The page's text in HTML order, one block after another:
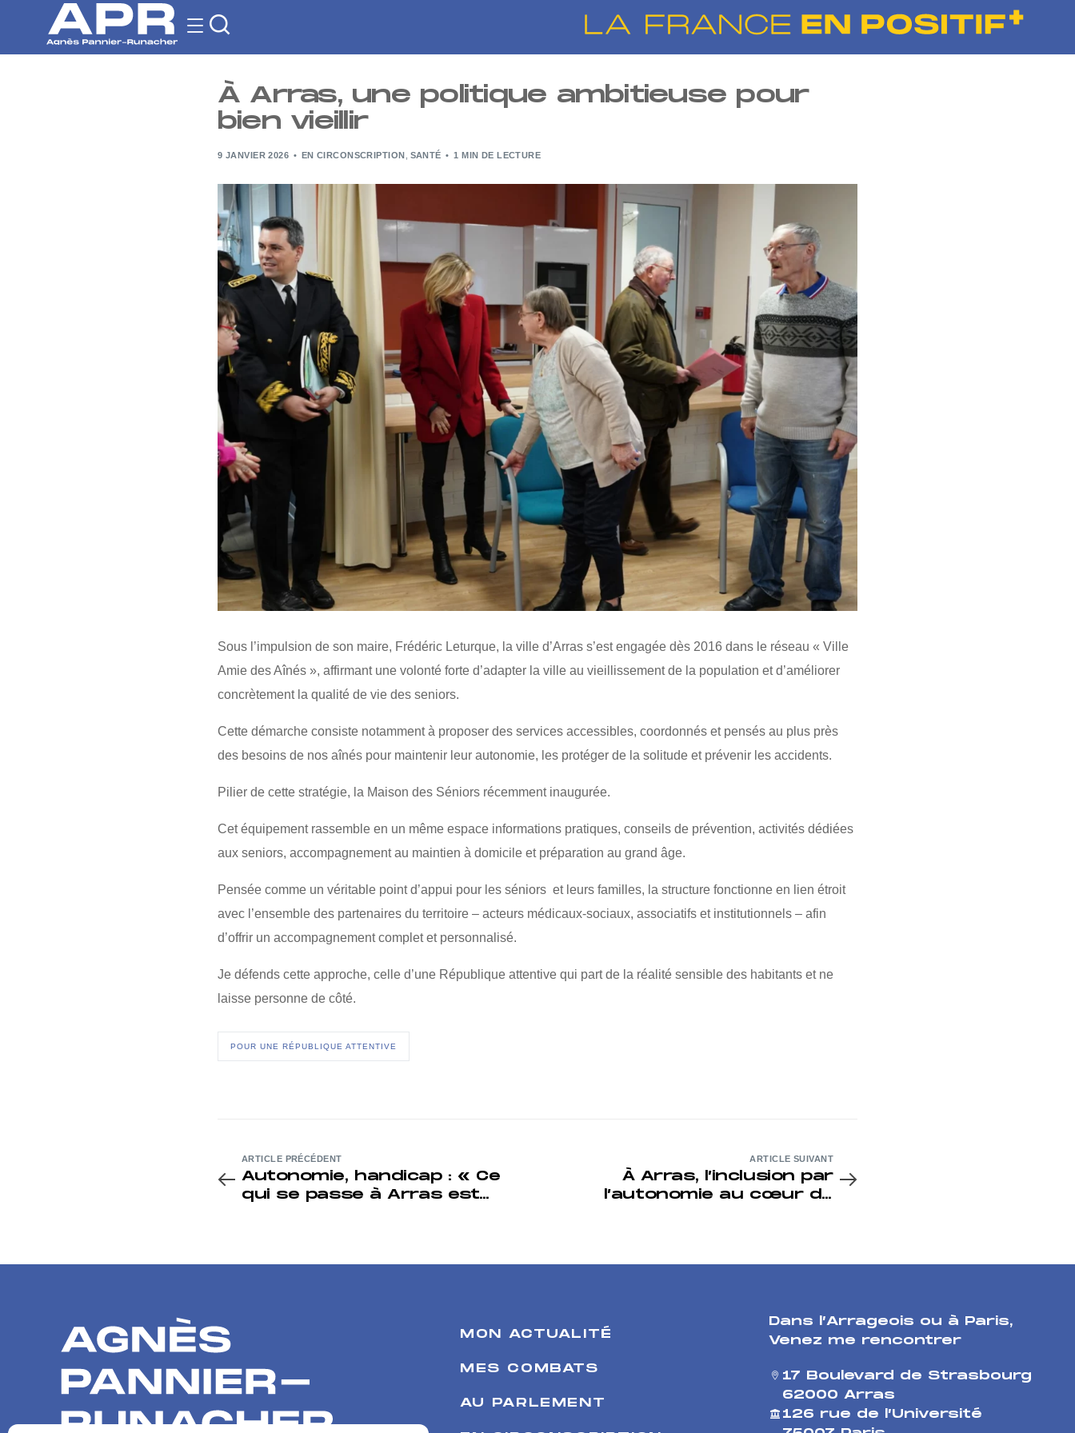
À Arras, une politique ambitieuse pour
bien vieillir
9 JANVIER 2026 EN CIRCONSCRIPTION SANTÉ 1 MIN DE LECTURE
Sous l’impulsion de son maire, Frédéric Leturque, la ville d’Arras s’est engagée dès 2016 dans le réseau « Ville
Amie des Aînés », affirmant une volonté forte d’adapter la ville au vieillissement de la population et d’améliorer
concrètement la qualité de vie des seniors.
Cette démarche consiste notamment à proposer des services accessibles, coordonnés et pensés au plus près
des besoins de nos aînés pour maintenir leur autonomie, les protéger de la solitude et prévenir les accidents.
Pilier de cette stratégie, la Maison des Séniors récemment inaugurée.
Cet équipement rassemble en un même espace informations pratiques, conseils de prévention, activités dédiées
aux seniors, accompagnement au maintien à domicile et préparation au grand âge.
Pensée comme un véritable point d’appui pour les séniors et leurs familles, la structure fonctionne en lien étroit
avec l’ensemble des partenaires du territoire – acteurs médicaux-sociaux, associatifs et institutionnels – afin
d’offrir un accompagnement complet et personnalisé.
Je défends cette approche, celle d’une République attentive qui part de la réalité sensible des habitants et ne
laisse personne de côté.
POUR UNE RÉPUBLIQUE ATTENTIVE
ARTICLE PRÉCÉDENT
Autonomie, handicap : « Ce
qui se passe à Arras est
ARTICLE SUIVANT
À Arras, l’inclusion par
l’autonomie au cœur de
MON ACTUALITÉ
MES COMBATS
AU PARLEMENT
Dans l’Arrageois ou à Paris,
Venez me rencontrer
17 Boulevard de Strasbourg
62000 Arras
126 rue de l’Université